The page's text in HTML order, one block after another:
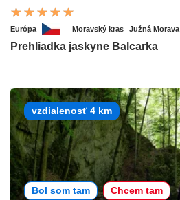
Európa Moravský kras Južná Morava
Prehliadka jaskyne Balcarka
vzdialenosť 4 km
Bol som tam Chcem tam